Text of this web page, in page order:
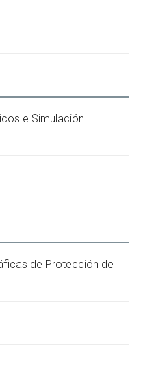
e Simulación
de Protección de